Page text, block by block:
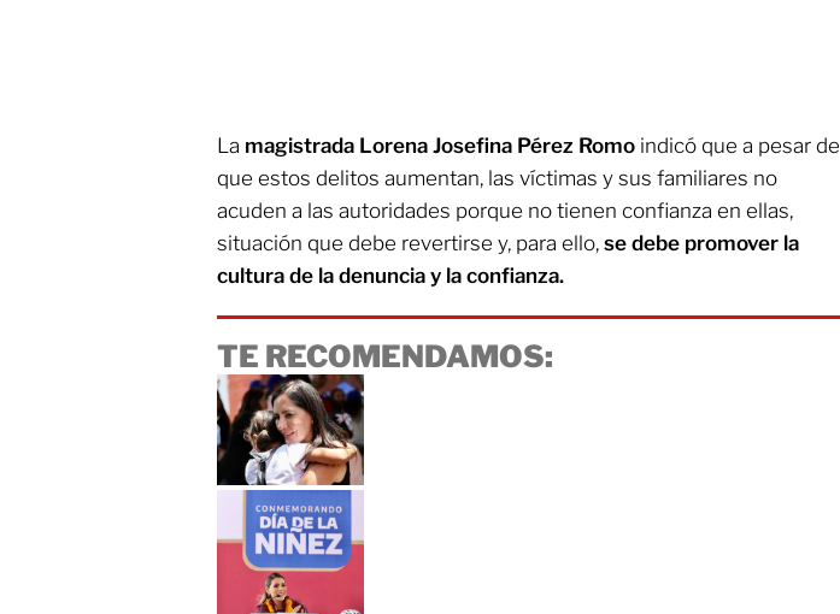
La magistrada Lorena Josefina Pérez Romo indicó que a pesar de
que estos delitos aumentan, las víctimas y sus familiares no
acuden a las autoridades porque no tienen confianza en ellas,
situación que debe revertirse y, para ello, se debe promover la
cultura de la denuncia y la confianza.
TE RECOMENDAMOS: